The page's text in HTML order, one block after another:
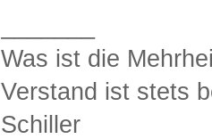
Was ist die
Verstand ist stets
Schiller